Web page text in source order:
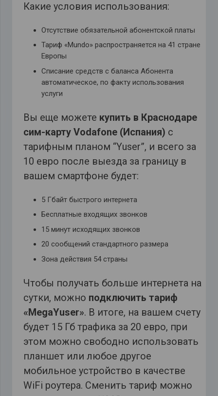
Какие условия использования:
Отсутствие обязательной абонентской платы
Тариф «Mundo» распространяется на 41 странe
Европы
Списание средств с баланса Абонента
автоматическое, по факту использования
услуги
Вы еще можете купить в Краснодаре
сим-карту Vodafone (Испания) с
тарифным планом “Yuser”, и всего за
10 евро после выезда за границу в
вашем смартфоне будет:
5 Гбайт быстрого интернета
Бесплатные входящих звонков
15 минут исходящих звонков
20 сообщений стандартного размера
Зона действия 54 страны
Чтобы получать больше интернета на
сутки, можно подключить тариф
«MegaYuser». В итоге, на вашем счету
будет 15 Гб трафика за 20 евро, при
этом можно свободно использовать
планшет или любое другое
мобильное устройство в качестве
WiFi роутера. Сменить тариф можно